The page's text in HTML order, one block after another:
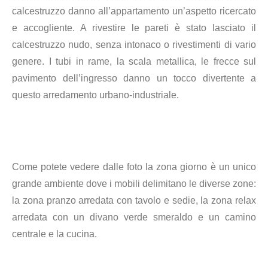
calcestruzzo danno all’appartamento un’aspetto ricercato
e accogliente. A rivestire le pareti è stato lasciato il
calcestruzzo nudo, senza intonaco o rivestimenti di vario
genere. I tubi in rame, la scala metallica, le frecce sul
pavimento dell’ingresso danno un tocco divertente a
questo arredamento urbano-industriale.
Come potete vedere dalle foto la zona giorno è un unico
grande ambiente dove i mobili delimitano le diverse zone:
la zona pranzo arredata con tavolo e sedie, la zona relax
arredata con un divano verde smeraldo e un camino
centrale e la cucina.